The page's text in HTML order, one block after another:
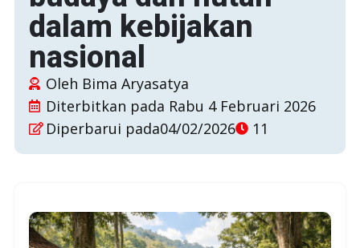
dalam kebijakan
nasional
Oleh Bima Aryasatya
Diterbitkan pada Rabu 4 Februari 2026
Diperbarui pada04/02/2026
11